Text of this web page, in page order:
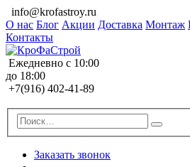
info@krofastroy.ru
О нас Блог Акции Доставка Монтаж
Контакты
Ежедневно с 10:00
до 18:00
+7(916) 402-41-89
Заказать звонок